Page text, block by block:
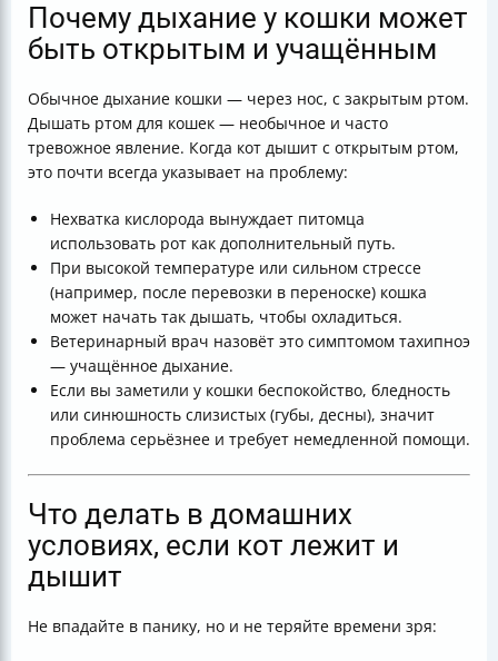
Почему дыхание у кошки может
быть открытым и учащённым
Обычное дыхание кошки — через нос, с закрытым ртом.
Дышать ртом для кошек — необычное и часто
тревожное явление. Когда кот дышит с открытым ртом,
это почти всегда указывает на проблему:
Нехватка кислорода вынуждает питомца
использовать рот как дополнительный путь.
При высокой температуре или сильном стрессе
(например, после перевозки в переноске) кошка
может начать так дышать, чтобы охладиться.
Ветеринарный врач назовёт это симптомом тахипноэ
— учащённое дыхание.
Если вы заметили у кошки беспокойство, бледность
или синюшность слизистых (губы, десны), значит
проблема серьёзнее и требует немедленной помощи.
Что делать в домашних
условиях, если кот лежит и
дышит
Не впадайте в панику, но и не теряйте времени зря: